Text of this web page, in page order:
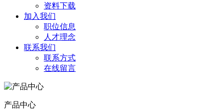
资料下载
加入我们
职位信息
人才理念
联系我们
联系方式
在线留言
产品中心